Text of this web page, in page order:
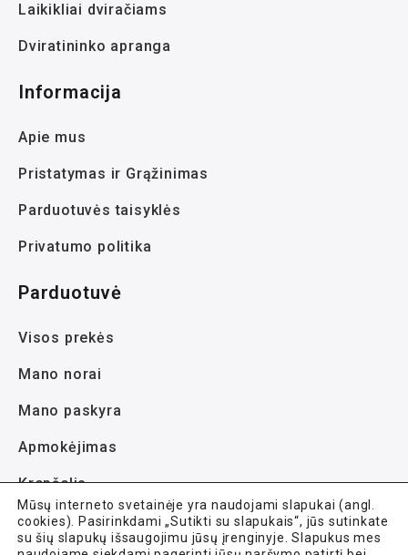
Laikikliai dviračiams
Dviratininko apranga
Informacija
Apie mus
Pristatymas ir Grąžinimas
Parduotuvės taisyklės
Privatumo politika
Parduotuvė
Visos prekės
Mano norai
Mano paskyra
Apmokėjimas
Krepšelis
Mūsų interneto svetainėje yra naudojami slapukai (angl.
cookies). Pasirinkdami „Sutikti su slapukais“, jūs sutinkate
su šių slapukų išsaugojimu jūsų įrenginyje. Slapukus mes